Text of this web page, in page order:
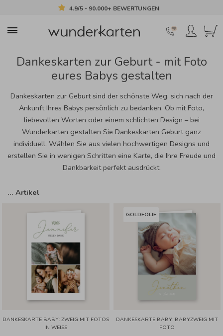
4.9/5 - 90.000+ BEWERTUNGEN
Dankeskarten zur Geburt - mit Foto
eures Babys gestalten
Dankeskarten zur Geburt sind der schönste Weg, sich nach der
Ankunft Ihres Babys persönlich zu bedanken. Ob mit Foto,
liebevollen Worten oder einem schlichten Design – bei
Wunderkarten gestalten Sie Dankeskarten Geburt ganz
individuell. Wählen Sie aus vielen hochwertigen Designs und
erstellen Sie in wenigen Schritten eine Karte, die Ihre Freude und
Dankbarkeit perfekt ausdrückt.
… Artikel
DANKESKARTE BABY: ZWEIG MIT FOTOS
IN WEISS
GOLDFOLIE
DANKESKARTE BABY: BABYZWEIG MIT
FOTO